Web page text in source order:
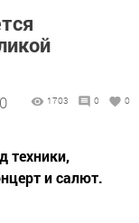
1703 0 0
техники,
и салют.